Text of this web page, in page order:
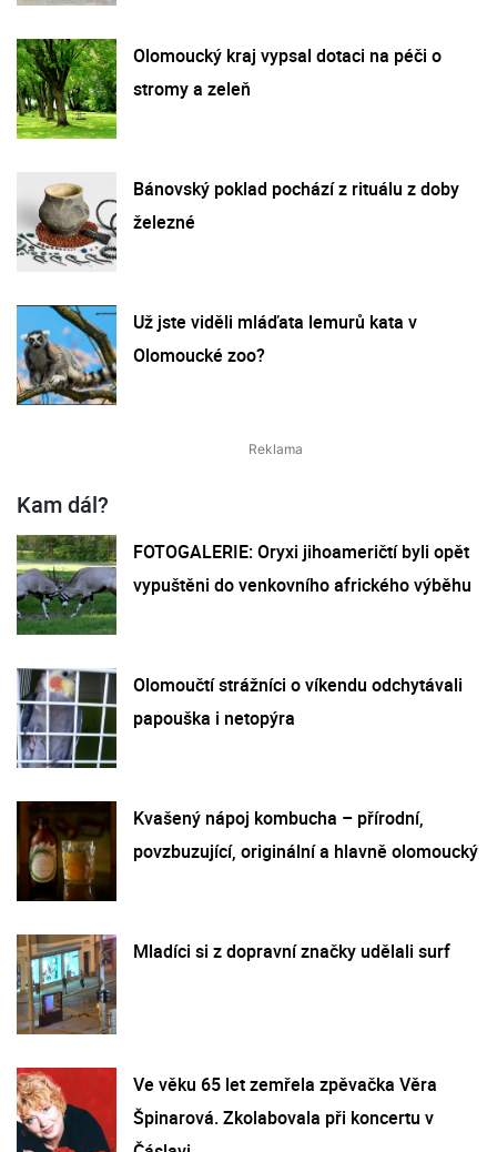
Olomoucký kraj vypsal dotaci na péči o
stromy a zeleň
Bánovský poklad pochází z rituálu z doby
železné
Už jste viděli mláďata lemurů kata v
Olomoucké zoo?
Kam dál?
FOTOGALERIE: Oryxi jihoameričtí byli opět
vypuštěni do venkovního afrického výběhu
Olomoučtí strážníci o víkendu odchytávali
papouška i netopýra
Kvašený nápoj kombucha – přírodní,
povzbuzující, originální a hlavně olomoucký
Mladíci si z dopravní značky udělali surf
Ve věku 65 let zemřela zpěvačka Věra
Špinarová. Zkolabovala při koncertu v